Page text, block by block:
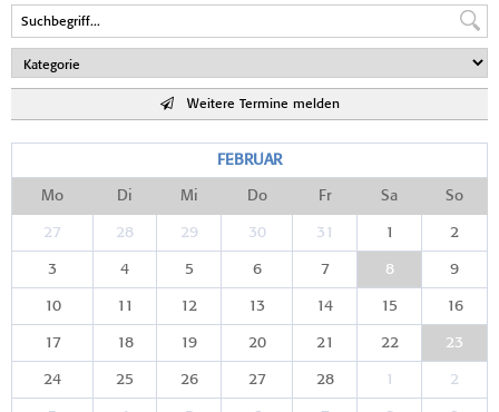
Weitere Termine melden
FEBRUAR
Mo Di Mi Do Fr Sa So
27 28 29 30 31 1 2
3 4 5 6 7 8 9
10 11 12 13 14 15 16
17 18 19 20 21 22 23
24 25 26 27 28 1 2